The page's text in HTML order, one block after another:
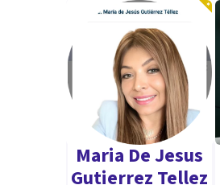
Maria De Jesus
Gutierrez Tellez